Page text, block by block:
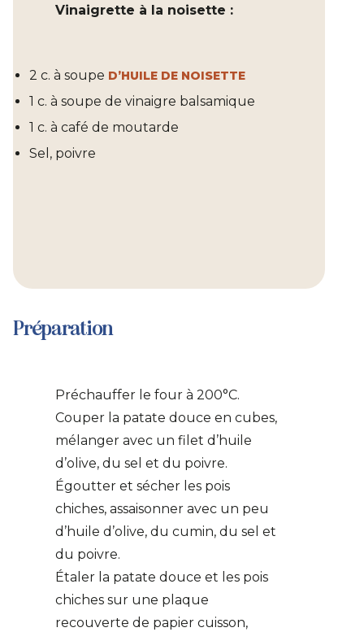
Vinaigrette à la noisette :
2 c. à soupe D’HUILE DE NOISETTE
1 c. à soupe de vinaigre balsamique
1 c. à café de moutarde
Sel, poivre
Préparation
Préchauffer le four à 200°C.
Couper la patate douce en cubes,
mélanger avec un filet d’huile
d’olive, du sel et du poivre.
Égoutter et sécher les pois
chiches, assaisonner avec un peu
d’huile d’olive, du cumin, du sel et
du poivre.
Étaler la patate douce et les pois
chiches sur une plaque
recouverte de papier cuisson,